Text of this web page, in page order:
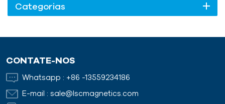
Categorias
CONTATE-NOS
Whatsapp : +86 -13559234186
E-mail : sale@lscmagnetics.com